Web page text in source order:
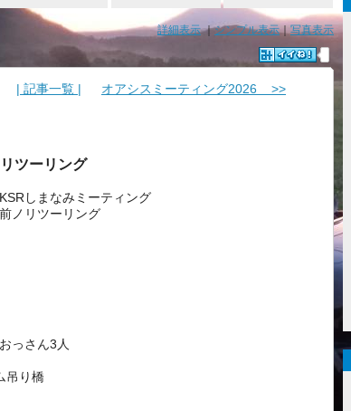
詳細表示｜シンプル表示｜写真表示
| 記事一覧 | オアシスミーティング2026 >>
ツーリング
KSRしまなみミーティング
前ノリツーリング
おっさん3人
吊り橋